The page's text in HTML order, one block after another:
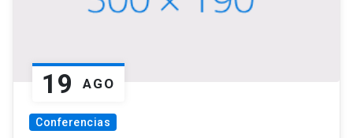
19 AGO
Conferencias